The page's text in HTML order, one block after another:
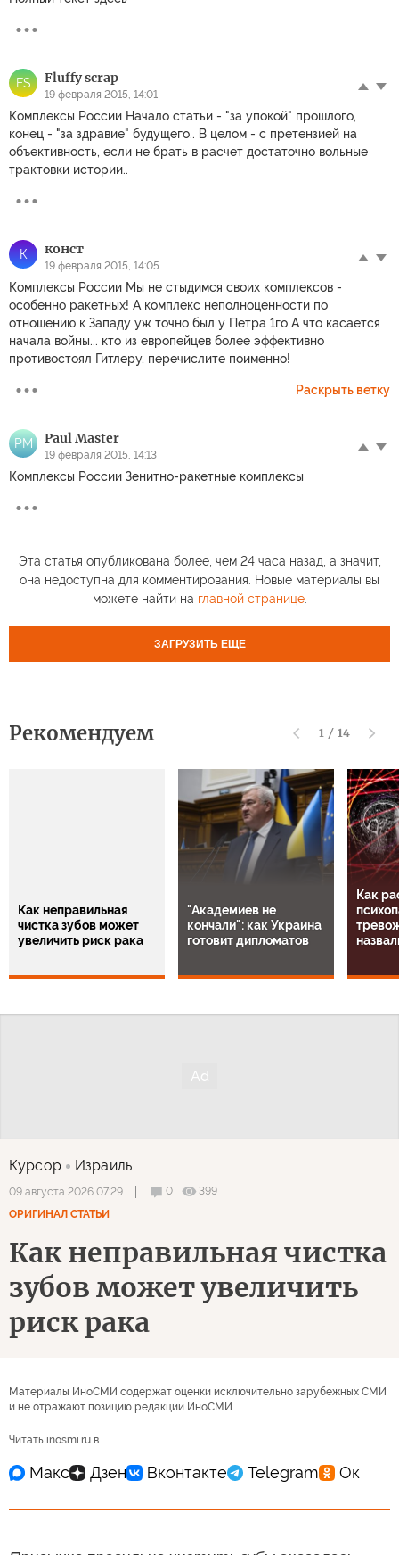
FS Fluffy scrap
19 февраля 2015, 14:01
Комплексы России Начало статьи - "за упокой" прошлого,
конец - "за здравие" будущего.. В целом - с претензией на
объективность, если не брать в расчет достаточно вольные
трактовки истории..
К конст
19 февраля 2015, 14:05
Комплексы России Мы не стыдимся своих комплексов -
особенно ракетных! А комплекс неполноценности по
отношению к Западу уж точно был у Петра 1го А что касается
начала войны... кто из европейцев более эффективно
противостоял Гитлеру, перечислите поименно!
Раскрыть ветку
PM Paul Master
19 февраля 2015, 14:13
Комплексы России Зенитно-ракетные комплексы
Эта статья опубликована более, чем 24 часа назад, а значит,
она недоступна для комментирования. Новые материалы вы
можете найти на главной странице.
ЗАГРУЗИТЬ ЕЩЕ
Рекомендуем 1 / 14
Как неправильная
чистка зубов может
увеличить риск рака
"Академиев не
кончали": как Украина
готовит дипломатов
Как
Курсор Израиль
09 августа 2026 07:29 0
399
ОРИГИНАЛ СТАТЬИ
Как неправильная чистка
зубов может увеличить
риск рака
Материалы ИноСМИ содержат оценки исключительно зарубежных СМИ
и не отражают позицию редакции ИноСМИ
Читать inosmi.ru в